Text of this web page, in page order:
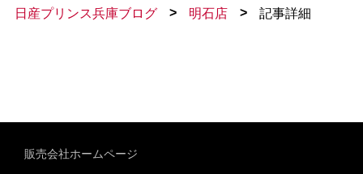
日産プリンス兵庫ブログ > 明石店 > 記事詳細
販売会社ホームページ